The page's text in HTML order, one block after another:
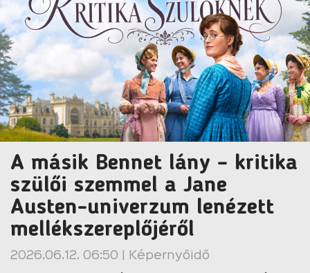
A másik Bennet lány – kritika
szülői szemmel a Jane
Austen-univerzum lenézett
mellékszereplőjéről
2026.06.12. 06:50 | Képernyőidő